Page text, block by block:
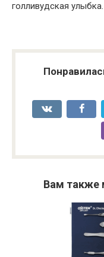
голливудская улыбка.
Вам также